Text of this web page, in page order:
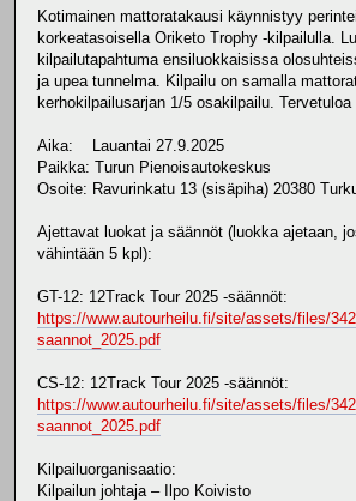
Kotimainen mattoratakausi käynnistyy
korkeatasoisella Oriketo Trophy -kilpailulla.
kilpailutapahtuma ensiluokkaisissa
ja upea tunnelma. Kilpailu on samalla
kerhokilpailusarjan 1/5 osakilpailu. Tervetuloa
Aika: Lauantai 27.9.2025
Paikka: Turun Pienoisautokeskus
Osoite: Ravurinkatu 13 (sisäpiha) 20380
Ajettavat luokat ja säännöt (luokka ajetaan,
vähintään 5 kpl):
GT-12: 12Track Tour 2025 -säännöt:
https://www.autourheilu.fi/site/assets/files/
saannot_2025.pdf
CS-12: 12Track Tour 2025 -säännöt:
https://www.autourheilu.fi/site/assets/files/
saannot_2025.pdf
Kilpailuorganisaatio:
Kilpailun johtaja – Ilpo Koivisto